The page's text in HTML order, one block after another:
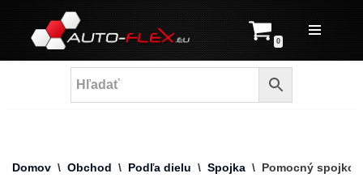
Prejsť
na
0
Domov \ Obchod \ Podľa dielu \ Spojka \ Pomocný